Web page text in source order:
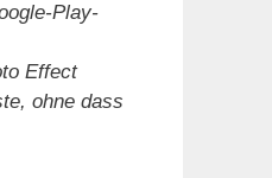
Play-
Effect
ohne dass